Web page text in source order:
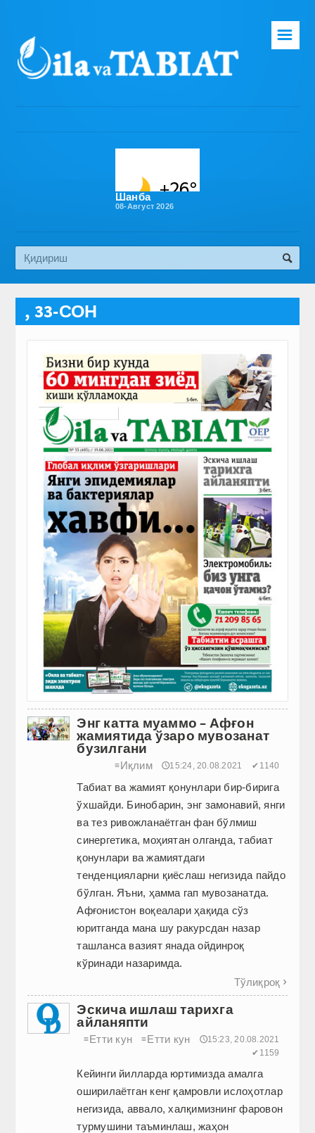
Бош саҳифа
Эко медиа
☰
Шанба
08-Август 2026
, 33-СОН
Энг катта муаммо – Афғон
жамиятида ўзаро мувозанат
бузилгани
≡Иқлим 🕔15:24, 20.08.2021 ✔1140
Табиат ва жамият қонунлари бир-бирига
ўхшайди. Бинобарин, энг замонавий, янги
ва тез ривож­ланаётган фан бўлмиш
синергетика, моҳиятан олганда, табиат
қонунлари ва жамиятдаги
тенденцияларни қиёслаш негизида пайдо
бўлган. Яъни, ҳамма гап мувозанатда.
Афғонистон воқеалари ҳақида сўз
юритганда мана шу ракурсдан назар
ташланса вазият янада ойдинроқ
кўринади назаримда.
Тўлиқроқ 
Эскича ишлаш тарихга
айланяпти
≡Етти кун ≡Етти кун
🕔15:23, 20.08.2021
✔1159
Кейинги йилларда юртимизда амалга
оширилаётган кенг қамровли ислоҳотлар
негизида, аввало, халқимизнинг фаровон
турмушини таъминлаш, жаҳон